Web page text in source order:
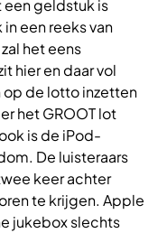
een geldstuk is
een reeks van
het eens
hier en daar vol
op de lotto inzetten
het GROOT lot
is de iPod-
De luisteraars
keer achter
te krijgen. Apple
jukebox slechts